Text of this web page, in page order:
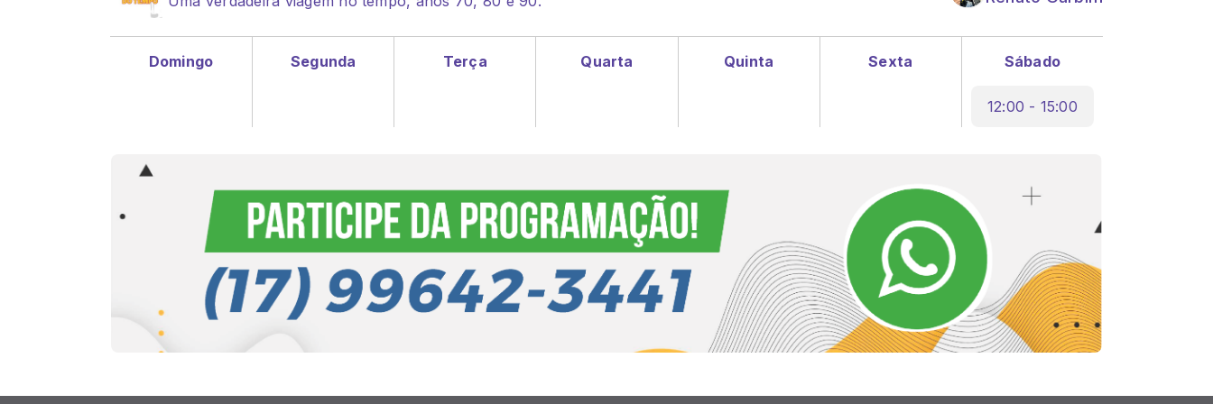
Domingo Segunda Terça Quarta Quinta Sexta Sábado
12:00 - 15:00